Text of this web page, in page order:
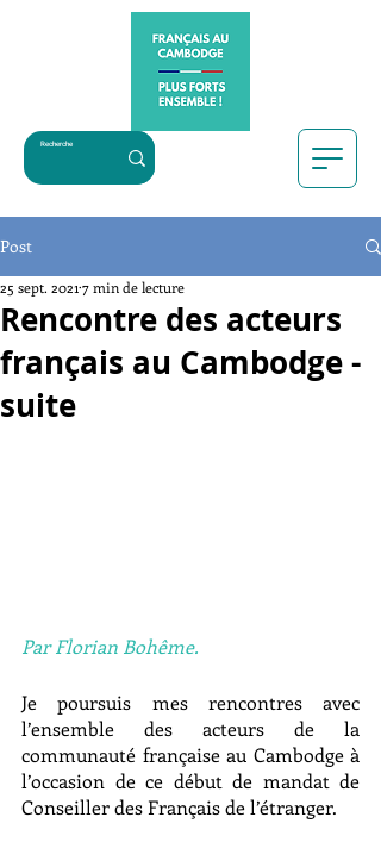
Post
Rencontre des acteurs
français au Cambodge -
suite
25 sept. 2021 7 min de lecture
Par Florian Bohême.
Je poursuis mes rencontres avec
l’ensemble des acteurs de la
communauté française au Cambodge à
l’occasion de ce début de mandat de
Conseiller des Français de l’étranger.